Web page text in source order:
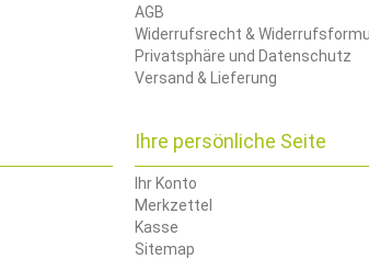
AGB
Widerrufsrecht &
Privatsphäre und Datenschutz
Versand & Lieferung
Ihre persönliche Seite
Ihr Konto
Merkzettel
Kasse
Sitemap